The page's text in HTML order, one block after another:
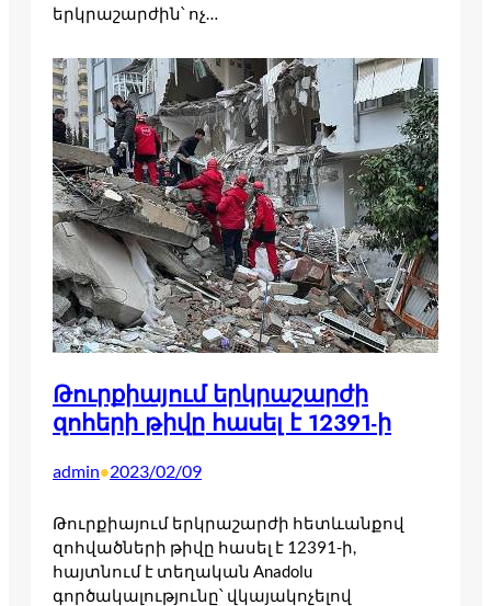
երկրաշարժին՝ ոչ…
Թուրքիայում երկրաշարժի
զոհերի թիվը հասել է 12391-ի
admin•2023/02/09
Թուրքիայում երկրաշարժի հետևանքով
զոհվածների թիվը հասել է 12391-ի,
հայտնում է տեղական Anadolu
գործակալությունը՝ վկայակոչելով